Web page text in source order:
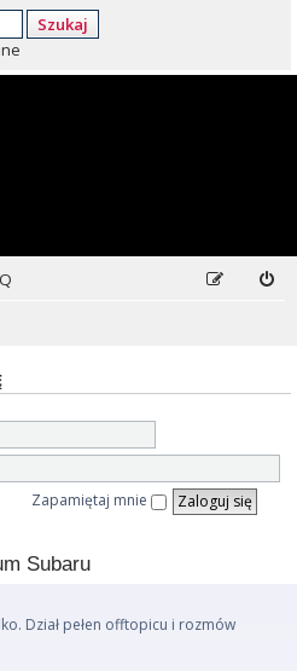
Szukaj
Zapamiętaj mnie
Subaru
Dział pełen offtopicu i rozmów